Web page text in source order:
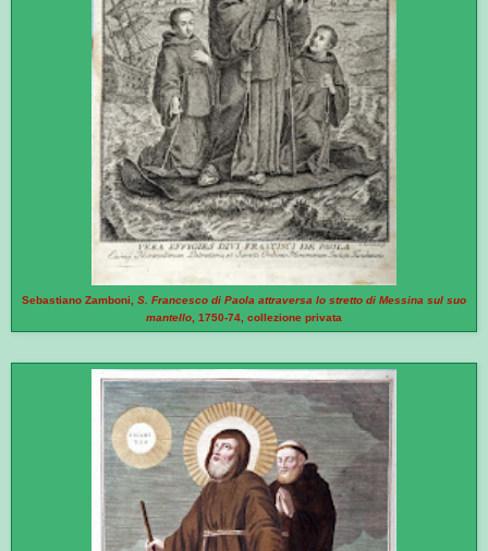
Sebastiano Zamboni,
S. Francesco di Paola attraversa lo stretto di Messina sul suo
mantello , 1750-74, collezione privata